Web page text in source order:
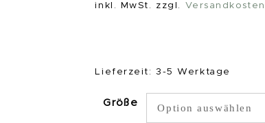
inkl. MwSt. zzgl. Versandkosten
Lieferzeit:3-5 Werktage
Größe